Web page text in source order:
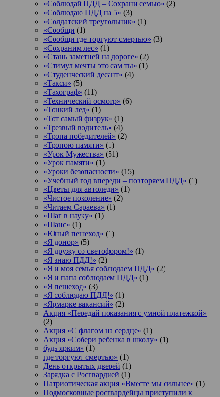
«Соблюдай ПДД – Сохрани семью» (2)
«Соблюдаю ПДД на 5» (3)
«Солдатский треугольник» (1)
«Сообщи (1)
«Сообщи где торгуют смертью» (3)
«Сохраним лес» (1)
«Стань заметней на дороге» (2)
«Стимул мечты это сам ты» (1)
«Студенческий десант» (4)
«Такси» (5)
«Тахограф» (11)
«Технический осмотр» (6)
«Тонкий лед» (1)
«Тот самый физрук» (1)
«Трезвый водитель» (4)
«Тропа победителей» (2)
«Тропою памяти» (1)
«Урок Мужества» (51)
«Урок памяти» (1)
«Уроки безопасности» (15)
«Учебный год впереди – повторяем ПДД» (1)
«Цветы для автоледи» (1)
«Чистое поколение» (2)
«Читаем Сараева» (1)
«Шаг в науку» (1)
«Шанс» (1)
«Юный пешеход» (1)
«Я донор» (5)
«Я дружу со светофором!» (1)
«Я знаю ПДД!» (2)
«Я и моя семья соблюдаем ПДД» (2)
«Я и папа соблюдаем ПДД» (1)
«Я пешеход» (3)
«Я соблюдаю ПДД!» (1)
«Ярмарке вакансий» (2)
Акция «Передай показания с умной платежкой»
(2)
Акция «С флагом на сердце» (1)
Акция «Собери ребенка в школу» (1)
будь ярким» (1)
где торгуют смертью» (1)
День открытых дверей (1)
Зарядка с Росгвардией (1)
Патриотическая акция «Вместе мы сильнее» (1)
Подмосковные росгвардейцы приступили к